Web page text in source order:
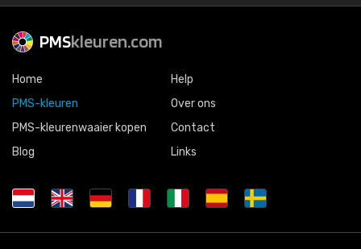
PMSkleuren.com
Home
PMS-kleuren
PMS-kleurenwaaier kopen
Blog
Help
Over ons
Contact
Links